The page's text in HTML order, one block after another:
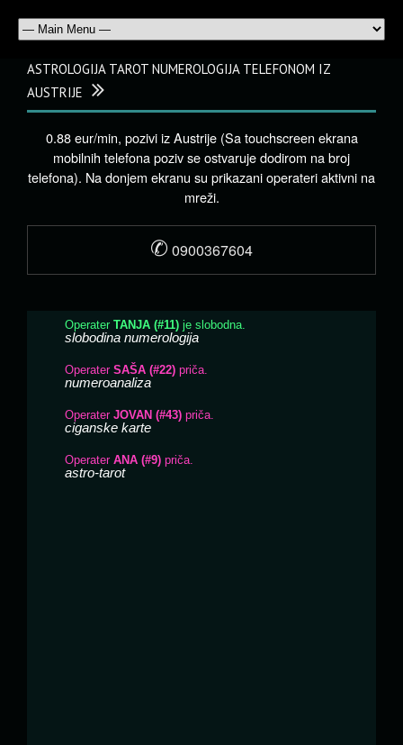
ASTROLOGIJA TAROT NUMEROLOGIJA TELEFONOM IZ
AUSTRIJE
0.88 eur/min, pozivi iz Austrije (Sa touchscreen ekrana
mobilnih telefona poziv se ostvaruje dodirom na broj
telefona). Na donjem ekranu su prikazani operateri aktivni na
mreži.
✆ 0900367604